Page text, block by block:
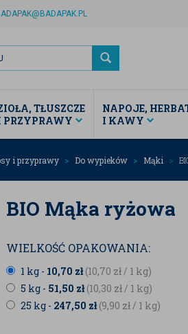
TŁUSZCZE
PRZYPRAWY
NAPOJE,
I KAWY
i przyprawy Do wypieków Mąki
BIO Mąka ryżowa
WIELKOŚĆ OPAKOWANIA:
1 kg - 10,70 zł(10,70 zł/ 1 kg)
5 kg - 51,50 zł(10,30 zł/ 1 kg)
25 kg - 247,50 zł(9,90 zł/ 1 kg)